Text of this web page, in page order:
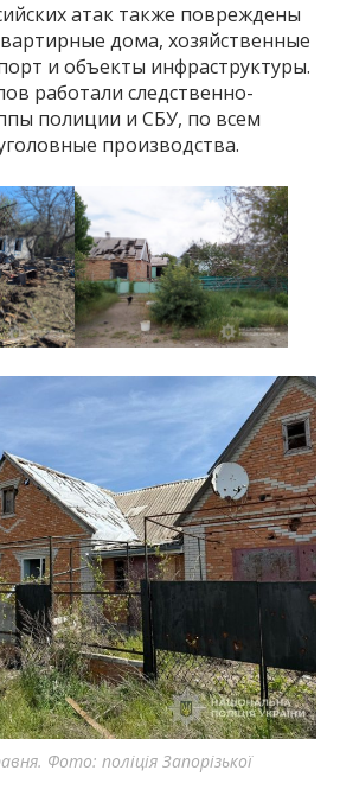
атак также повреждены
дома, хозяйственные
и объекты инфраструктуры.
работали следственно-
полиции и СБУ, по всем
производства.
Фото: поліція Запорізької